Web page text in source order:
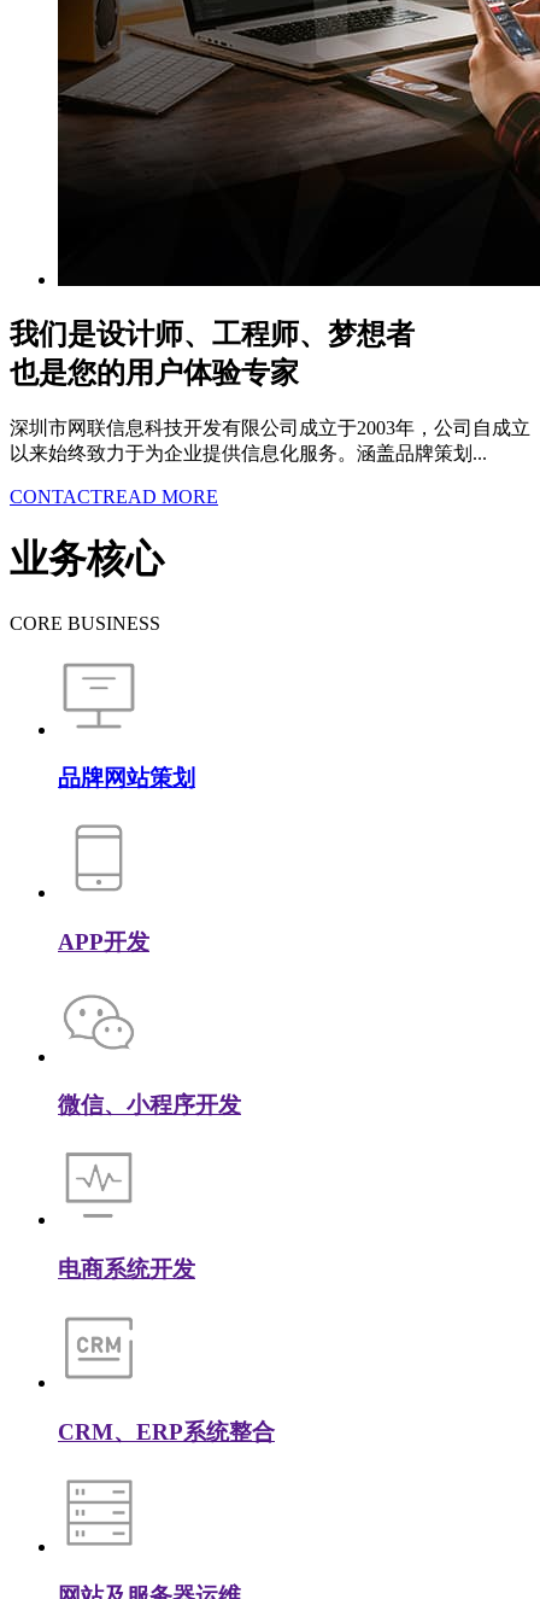
我们是设计师、工程师、梦想者
也是您的用户体验专家
深圳市网联信息科技开发有限公司成立于2003年，公司自成立
以来始终致力于为企业提供信息化服务。涵盖品牌策划...
CONTACTREAD MORE
业务核心
CORE BUSINESS
品牌网站策划
APP开发
微信、小程序开发
电商系统开发
CRM、ERP系统整合